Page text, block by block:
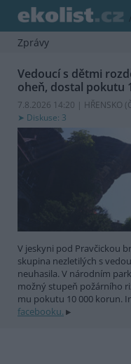
/
Zprávy
Vedoucí s dětmi
oheň, dostal pokutu
7.8.2026 14:20 | HŘENSKO (
Diskuse: 3
V jeskyni pod Pravčickou
skupina nezletilých s
neuhasila. V národním
možný stupeň požárního
mu pokutu 10 000 korun.
facebooku.